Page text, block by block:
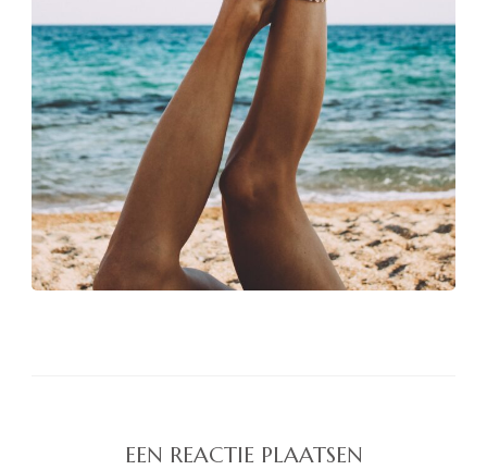
EEN REACTIE PLAATSEN